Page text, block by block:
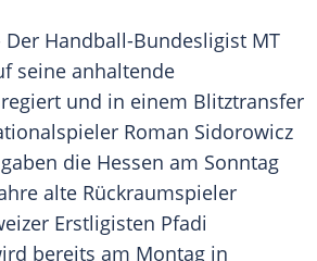
Der Handball-Bundesligist MT
seine anhaltende
regiert und in einem Blitztransfer
Roman Sidorowicz
die Hessen am Sonntag
alte Rückraumspieler
Erstligisten Pfadi
bereits am Montag in